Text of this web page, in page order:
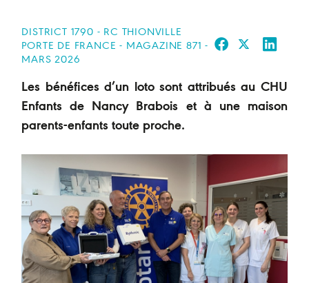
DISTRICT 1790 - RC THIONVILLE
PORTE DE FRANCE - MAGAZINE 871 -
MARS 2026
Les bénéfices d’un loto sont attribués au CHU
Enfants de Nancy Brabois et à une maison
parents-enfants toute proche.